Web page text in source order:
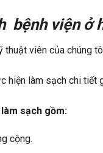
bệnh viện ở
thuật viên của chúng
hiện làm sạch chi tiết
sạch gồm:
cộng.